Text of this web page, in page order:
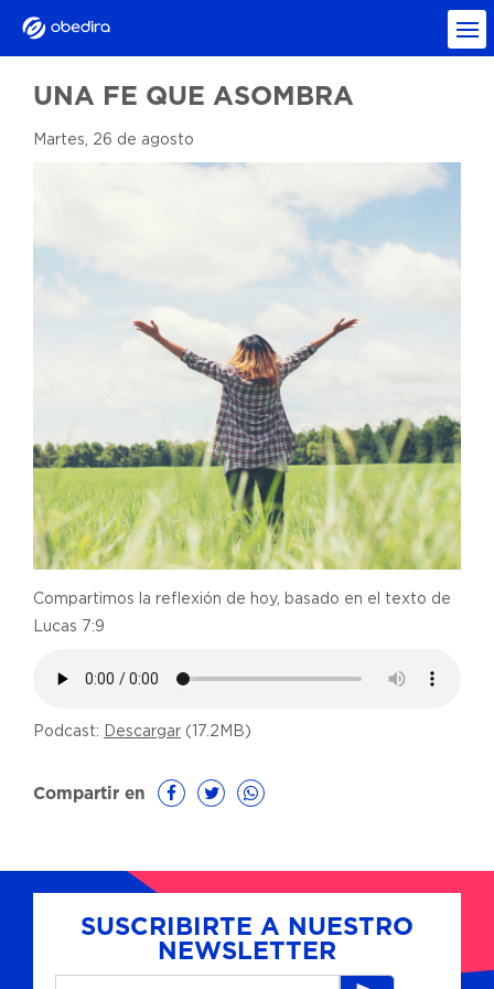
UNA FE QUE ASOMBRA
Martes, 26 de agosto
Compartimos la reflexión de hoy, basado en el texto de
Lucas 7:9
Podcast: Descargar (17.2MB)
Compartir en
SUSCRIBIRTE A NUESTRO
NEWSLETTER